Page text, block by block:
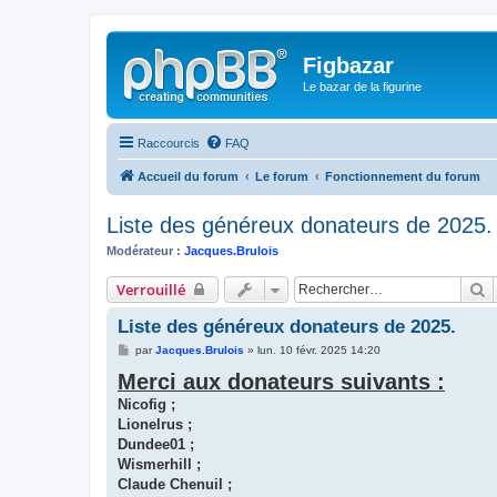
Figbazar
Le bazar de la figurine
Raccourcis FAQ
Accueil du forum Le forum Fonctionnement du forum
Liste des généreux donateurs de 2025.
Modérateur : Jacques.Brulois
Verrouillé
Liste des généreux donateurs de 2025.
M
s
s
a
e
parJacques.Brulois » lun. 10 févr. 2025 14:20
Merci aux donateurs suivants :
Nicofig ;
Lionelrus ;
Dundee01 ;
Wismerhill ;
Claude Chenuil ;